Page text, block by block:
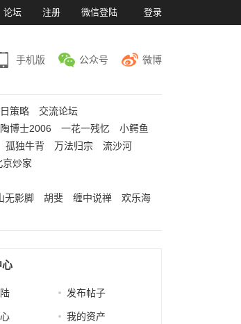
论坛 注册 微信登陆 登录
手机版 公众号 微博
策略
交流论坛
陶博士2006 一花一残忆
小鳄鱼
孤独牛背 万法归宗
流沙河
京炒家
无影脚 胡斐 缠中说禅
欢乐海
心
发布帖子
我的资产